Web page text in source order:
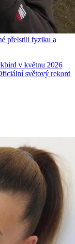
přelstili fyziku a
v květnu 2026
světový rekord